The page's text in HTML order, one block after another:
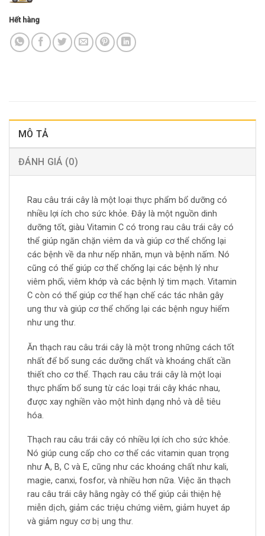
Hết hàng
MÔ TẢ
ĐÁNH GIÁ (0)
Rau câu trái cây là một loại thực phẩm bổ dưỡng có
nhiều lợi ích cho sức khỏe. Đây là một nguồn dinh
dưỡng tốt, giàu Vitamin C có trong rau câu trái cây có
thể giúp ngăn chặn viêm da và giúp cơ thể chống lại
các bệnh về da như nếp nhăn, mụn và bệnh nấm. Nó
cũng có thể giúp cơ thể chống lại các bệnh lý như
viêm phổi, viêm khớp và các bệnh lý tim mạch. Vitamin
C còn có thể giúp cơ thể hạn chế các tác nhân gây
ung thư và giúp cơ thể chống lại các bệnh nguy hiểm
như ung thư.
Ăn thạch rau câu trái cây là một trong những cách tốt
nhất để bổ sung các dưỡng chất và khoáng chất cần
thiết cho cơ thể. Thạch rau câu trái cây là một loại
thực phẩm bổ sung từ các loại trái cây khác nhau,
được xay nghiền vào một hình dạng nhỏ và dễ tiêu
hóa.
Thạch rau câu trái cây có nhiều lợi ích cho sức khỏe.
Nó giúp cung cấp cho cơ thể các vitamin quan trọng
như A, B, C và E, cũng như các khoáng chất như kali,
magie, canxi, fosfor, và nhiều hơn nữa. Việc ăn thạch
rau câu trái cây hằng ngày có thể giúp cải thiện hệ
miễn dịch, giảm các triệu chứng viêm, giảm huyet áp
và giảm nguy cơ bị ung thư.